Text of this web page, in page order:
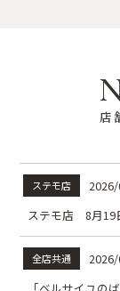
店
ステモ店
ステモ店 8月19
全店共通